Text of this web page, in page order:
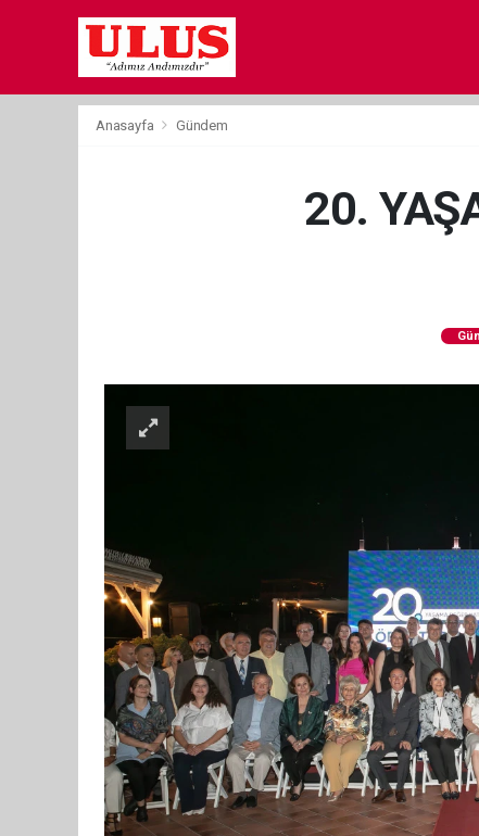
Anasayfa Gündem
20.